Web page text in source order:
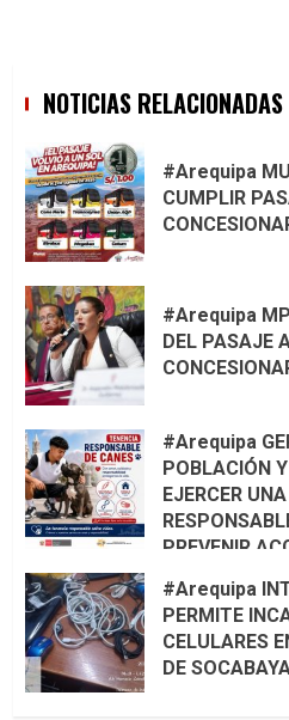
NOTICIAS RELACIONADAS
#Arequipa
CUMPLIR
#Arequipa
DEL PASAJE
#Arequipa
POBLACIÓN
EJERCER
PREVENIR
#Arequipa
PERMITE
CELULARES
DE